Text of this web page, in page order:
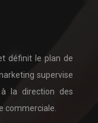
définit le plan de
supervise
la direction des
commerciale.